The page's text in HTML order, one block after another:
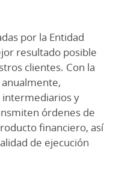
por la Entidad
resultado posible
clientes. Con la
intermediarios y
órdenes de
financiero, así
de ejecución